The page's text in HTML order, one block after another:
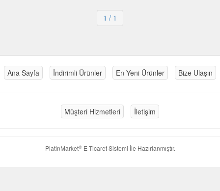
1 / 1
Ana Sayfa İndirimli Ürünler En Yeni Ürünler Bize Ulaşın
Müşteri Hizmetleri İletişim
PlatinMarket®E-Ticaret Sistemi İle Hazırlanmıştır.